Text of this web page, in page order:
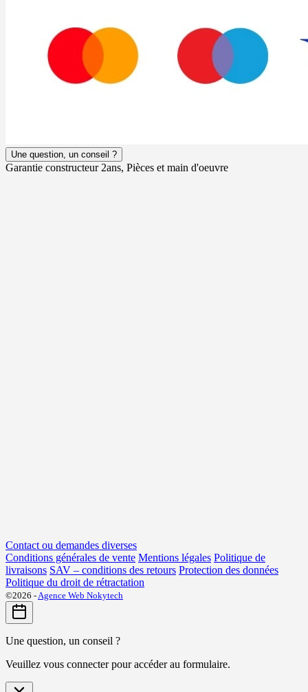
Une question, un conseil ?
Garantie constructeur 2ans, Pièces et main d'oeuvre
Contact ou demandes diverses
Conditions générales de vente Mentions légales Politique de
livraisons SAV – conditions des retours Protection des données
Politique du droit de rétractation
©2026 -Agence Web Nokytech
Une question, un conseil ?
Veuillez vous connecter pour accéder au formulaire.